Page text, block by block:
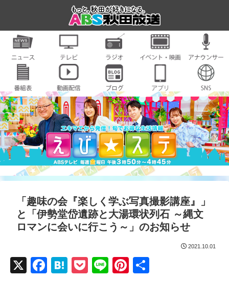
「趣味の会『楽しく学ぶ写真撮影講座』」
と「伊勢堂岱遺跡と大湯環状列石 ～縄文
ロマンに会いに行こう～」のお知らせ
2021.10.01
X
F
H
P
Li
Pi